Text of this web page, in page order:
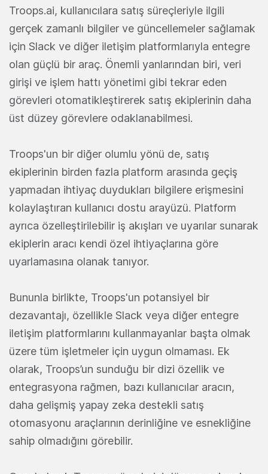
Troops.ai, kullanıcılara satış süreçleriyle ilgili
gerçek zamanlı bilgiler ve güncellemeler sağlamak
için Slack ve diğer iletişim platformlarıyla entegre
olan güçlü bir araç. Önemli yanlarından biri, veri
girişi ve işlem hattı yönetimi gibi tekrar eden
görevleri otomatikleştirerek satış ekiplerinin daha
üst düzey görevlere odaklanabilmesi.
Troops'un bir diğer olumlu yönü de, satış
ekiplerinin birden fazla platform arasında geçiş
yapmadan ihtiyaç duydukları bilgilere erişmesini
kolaylaştıran kullanıcı dostu arayüzü. Platform
ayrıca özelleştirilebilir iş akışları ve uyarılar sunarak
ekiplerin aracı kendi özel ihtiyaçlarına göre
uyarlamasına olanak tanıyor.
Bununla birlikte, Troops'un potansiyel bir
dezavantajı, özellikle Slack veya diğer entegre
iletişim platformlarını kullanmayanlar başta olmak
üzere tüm işletmeler için uygun olmaması. Ek
olarak, Troops’un sunduğu bir dizi özellik ve
entegrasyona rağmen, bazı kullanıcılar aracın,
daha gelişmiş yapay zeka destekli satış
otomasyonu araçlarının derinliğine ve esnekliğine
sahip olmadığını görebilir.